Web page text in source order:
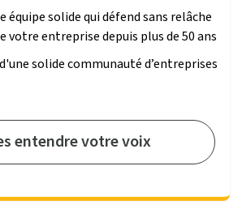
équipe solide qui défend sans relâche
votre entreprise depuis plus de 50 ans
solide communauté d’entreprises
entendre votre voix